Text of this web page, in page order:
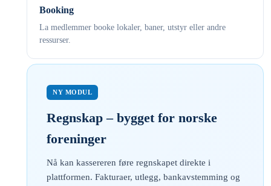
Booking
La medlemmer booke lokaler, baner, utstyr eller andre
ressurser.
NY MODUL
Regnskap – bygget for norske
foreninger
Nå kan kassereren føre regnskapet direkte i
plattformen. Fakturaer, utlegg, bankavstemming og